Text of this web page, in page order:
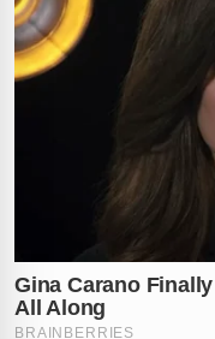
para prestar socorro
traumas graves. A
domingo
dificultou
das vítimas, gerando
testemunhas no
Até o fechamento
sobre o estado de
confirmadas. Sabe-
Salinópolis-PA